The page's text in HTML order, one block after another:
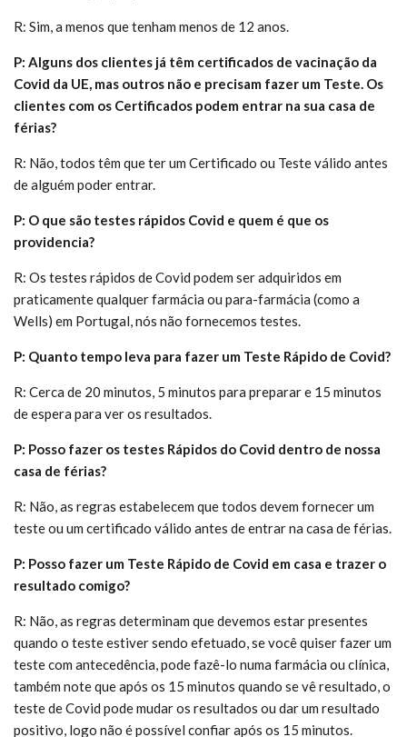
R: Sim, a menos que tenham menos de 12 anos.
P: Alguns dos clientes já têm certificados de vacinação da
Covid da UE, mas outros não e precisam fazer um Teste. Os
clientes com os Certificados podem entrar na sua casa de
férias?
R: Não, todos têm que ter um Certificado ou Teste válido antes
de alguém poder entrar.
P: O que são testes rápidos Covid e quem é que os
providencia?
R: Os testes rápidos de Covid podem ser adquiridos em
praticamente qualquer farmácia ou para-farmácia (como a
Wells) em Portugal, nós não fornecemos testes.
P: Quanto tempo leva para fazer um Teste Rápido de Covid?
R: Cerca de 20 minutos, 5 minutos para preparar e 15 minutos
de espera para ver os resultados.
P: Posso fazer os testes Rápidos do Covid dentro de nossa
casa de férias?
R: Não, as regras estabelecem que todos devem fornecer um
teste ou um certificado válido antes de entrar na casa de férias.
P: Posso fazer um Teste Rápido de Covid em casa e trazer o
resultado comigo?
R: Não, as regras determinam que devemos estar presentes
quando o teste estiver sendo efetuado, se você quiser fazer um
teste com antecedência, pode fazê-lo numa farmácia ou clínica,
também note que após os 15 minutos quando se vê resultado, o
teste de Covid pode mudar os resultados ou dar um resultado
positivo, logo não é possível confiar após os 15 minutos.